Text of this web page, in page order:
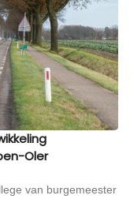
Oler
van burgemeester